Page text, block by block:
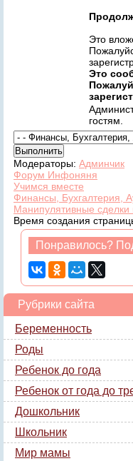
Это
Это
гостям.
Модераторы: Админчик
Форум Инфоняня
Учимся вместе
Финансы, Бухгалтерия,
Манипулятивные сделки
Время создания
Понравилось?
Рубрики сайта
Беременность
Роды
Ребенок до года
Ребенок от года до
Дошкольник
Школьник
Мир мамы